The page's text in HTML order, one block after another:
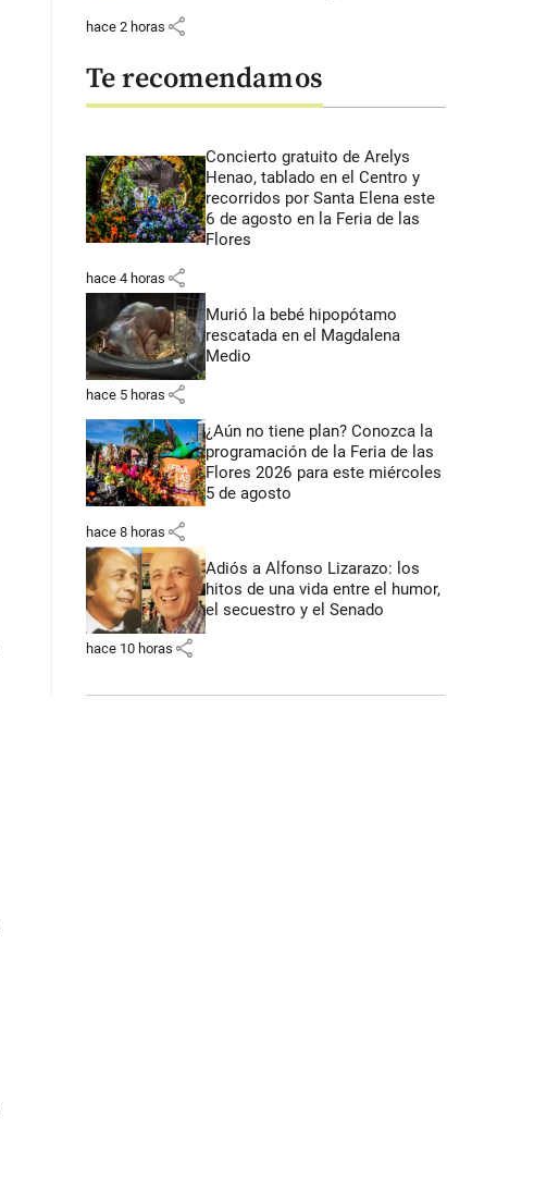
hace 2 horas share
Te recomendamos
Concierto gratuito de Arelys
Henao, tablado en el Centro y
recorridos por Santa Elena este
6 de agosto en la Feria de las
Flores
hace 4 horas share
Murió la bebé hipopótamo
rescatada en el Magdalena
Medio
hace 5 horas share
¿Aún no tiene plan? Conozca la
programación de la Feria de las
Flores 2026 para este miércoles
5 de agosto
hace 8 horas share
Adiós a Alfonso Lizarazo: los
hitos de una vida entre el humor,
el secuestro y el Senado
hace 10 horas share